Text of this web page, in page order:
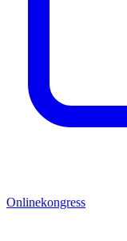
Onlinekongress